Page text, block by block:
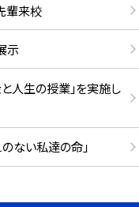
輩来校
示
人生の授業」を実施し
ない私達の命」